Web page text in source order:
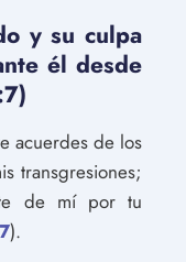
y su culpa
él desde
acuerdes de los
transgresiones;
de mí por tu
).